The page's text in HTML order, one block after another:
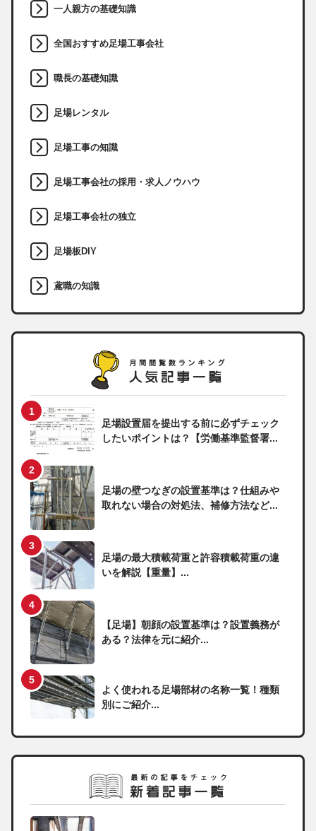
一人親方の基礎知識
全国おすすめ足場工事会社
職長の基礎知識
足場レンタル
足場工事の知識
足場工事会社の採用・求人ノウハウ
足場工事会社の独立
足場板DIY
鳶職の知識
足場設置届を提出する前に必ずチェック
したいポイントは？【労働基準監督署...
足場の壁つなぎの設置基準は？仕組みや
取れない場合の対処法、補修方法など...
足場の最大積載荷重と許容積載荷重の違
いを解説【重量】...
【足場】朝顔の設置基準は？設置義務が
ある？法律を元に紹介...
よく使われる足場部材の名称一覧！種類
別にご紹介...